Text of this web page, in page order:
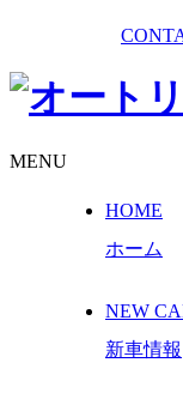
MENU
HOME
ホーム
NEW
新車情報